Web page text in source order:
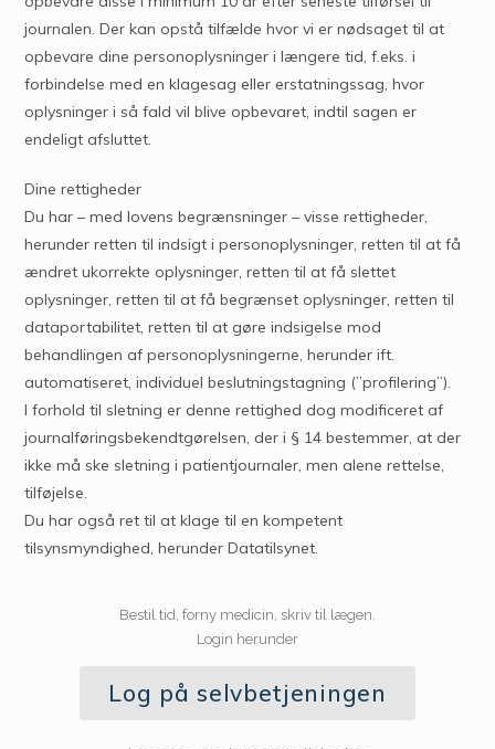
journalen. Der kan opstå tilfælde hvor vi er nødsaget til at
opbevare dine personoplysninger i længere tid, f.eks. i
forbindelse med en klagesag eller erstatningssag, hvor
oplysninger i så fald vil blive opbevaret, indtil sagen er
endeligt afsluttet.
Dine rettigheder
Du har – med lovens begrænsninger – visse rettigheder,
herunder retten til indsigt i personoplysninger, retten til at få
ændret ukorrekte oplysninger, retten til at få slettet
oplysninger, retten til at få begrænset oplysninger, retten til
dataportabilitet, retten til at gøre indsigelse mod
behandlingen af personoplysningerne, herunder ift.
automatiseret, individuel beslutningstagning (”profilering”).
I forhold til sletning er denne rettighed dog modificeret af
journalføringsbekendtgørelsen, der i § 14 bestemmer, at der
ikke må ske sletning i patientjournaler, men alene rettelse,
tilføjelse.
Du har også ret til at klage til en kompetent
tilsynsmyndighed, herunder Datatilsynet.
Bestil tid, forny medicin, skriv til lægen.
Login herunder
Log på selvbetjeningen